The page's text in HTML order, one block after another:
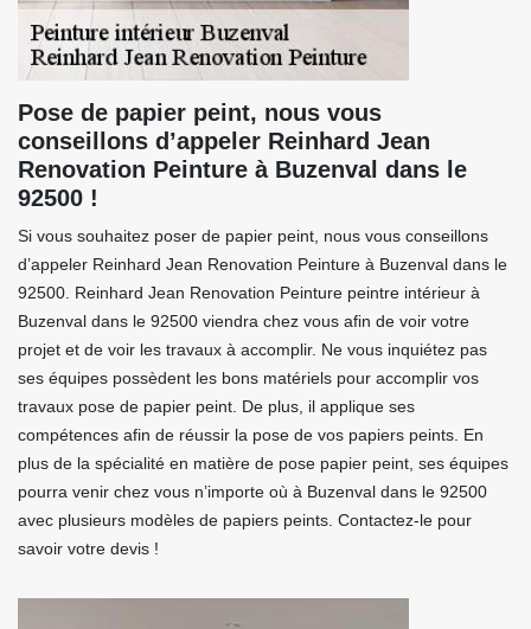
Pose de papier peint, nous vous
conseillons d’appeler Reinhard Jean
Renovation Peinture à Buzenval dans le
92500 !
Si vous souhaitez poser de papier peint, nous vous conseillons
d’appeler Reinhard Jean Renovation Peinture à Buzenval dans le
92500. Reinhard Jean Renovation Peinture peintre intérieur à
Buzenval dans le 92500 viendra chez vous afin de voir votre
projet et de voir les travaux à accomplir. Ne vous inquiétez pas
ses équipes possèdent les bons matériels pour accomplir vos
travaux pose de papier peint. De plus, il applique ses
compétences afin de réussir la pose de vos papiers peints. En
plus de la spécialité en matière de pose papier peint, ses équipes
pourra venir chez vous n’importe où à Buzenval dans le 92500
avec plusieurs modèles de papiers peints. Contactez-le pour
savoir votre devis !